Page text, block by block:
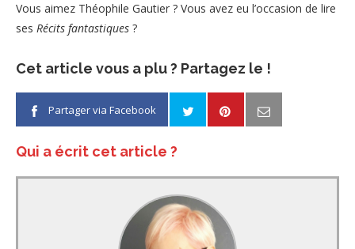
Vous aimez Théophile Gautier ? Vous avez eu l’occasion de lire
ses Récits fantastiques ?
Cet article vous a plu ? Partagez le !
Partager via Facebook
Qui a écrit cet article ?